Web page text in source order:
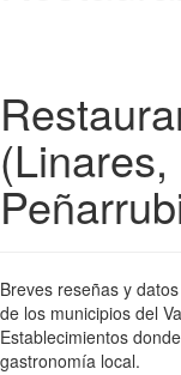
(Linares,
Breves reseñas y
de los municipios del
Establecimientos
gastronomía local.